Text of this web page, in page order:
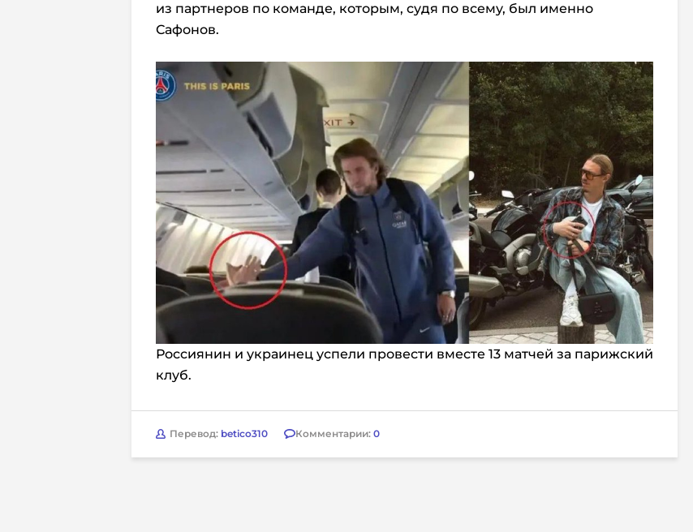
из партнеров по команде, которым, судя по всему, был именно
Сафонов.
Россиянин и украинец успели провести вместе 13 матчей за парижский
клуб.
Перевод: betico310 Комментарии: 0